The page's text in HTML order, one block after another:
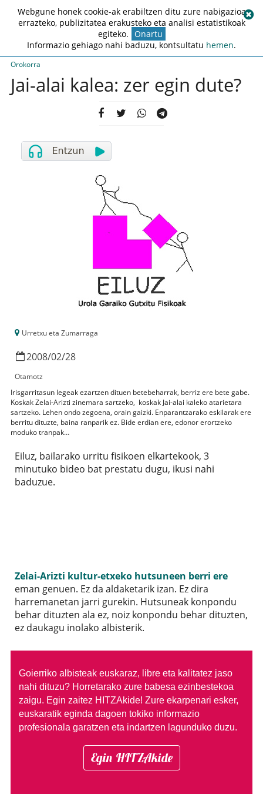
Orokorra
Jai-alai kalea: zer egin dute?
Urretxu eta Zumarraga
2008/02/28
Otamotz
Irisgarritasun legeak ezartzen dituen betebeharrak, berriz ere bete gabe.
Koskak Zelai-Arizti zinemara sartzeko, koskak Jai-alai kaleko atarietara
sartzeko. Lehen ondo zegoena, orain gaizki. Enparantzarako eskilarak ere
berritu dituzte, baina ranparik ez. Bide erdian ere, edonor erortzeko
moduko tranpak…
Eiluz, bailarako urritu fisikoen elkartekook, 3
minutuko bideo bat prestatu dugu, ikusi nahi
baduzue.
Zelai-Arizti kultur-etxeko hutsuneen berri ere
eman genuen. Ez da aldaketarik izan. Ez dira
harremanetan jarri gurekin. Hutsuneak konpondu
behar dituzten ala ez, noiz konpondu behar dituzten,
ez daukagu inolako albisterik.
Goierriko albisteak euskaraz, libre eta kalitatez jaso
nahi dituzu? Horretarako zure babesa ezinbestekoa
zaigu. Egin zaitez HITZAkide! Zure ekarpenari esker,
euskaratik eginda dagoen tokiko informazio
profesionala garatzen eta indartzen lagunduko duzu.
Egin HITZAkide
Webgune honek cookie-ak erabiltzen ditu zure nabigazioa
errazteko, publizitatea erakusteko eta analisi estatistikoak
egiteko. Onartu
Informazio gehiago nahi baduzu, kontsultatu hemen.